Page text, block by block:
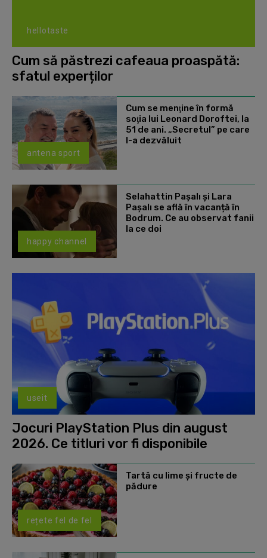
hellotaste
Cum să păstrezi cafeaua proaspătă:
sfatul experților
antena sport
Cum se menţine în formă
soţia lui Leonard Doroftei, la
51 de ani. „Secretul” pe care
l-a dezvăluit
happy channel
Selahattin Paşalı și Lara
Paşalı se află în vacanță în
Bodrum. Ce au observat fanii
la ce doi
useit
Jocuri PlayStation Plus din august
2026. Ce titluri vor fi disponibile
rețete fel de fel
Tartă cu lime și fructe de
pădure